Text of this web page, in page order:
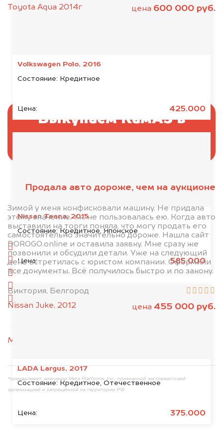
Volkswagen Polo, 2016
Состояние: Кредитное
Цена: 425.000
Nissan Teana, 2015
Состояние:Кредитное, Японское
Цена: 585.000
LADA Largus, 2017
Состояние: Кредитное, Отечественное
Цена: 375.000
Toyota Aqua 2014г
цена 600 000 руб.
Продала авто дороже, чем на аукционе
Зимой у меня конфисковали машину. Не придала
этому значение, т.к. не пользовалась ею. Когда авто
выставили на торги поняла, что могу продать его
самостоятельно значительно дороже. Нашла сайт
DOROGO.online и оставила заявку. Мне сразу же
позвонили и обсудили детали. Уже на следующий
день встретилась с юристом компании. Оформили
все документы. Всё получилось быстро и по закону.
Виктория, Белгород
Nissan Juke, 2012
цена 455 000 руб.
Выкупаем КамАЗ в
минуту эксперт-оценщик назовёт сумму.
1. Сфотографируйте машину:
спереди
сзади
слева
MAX
*принадлежит компании Meta Platforms, Inc., признанной экстремистской
организацией и запрещённой на территории РФ